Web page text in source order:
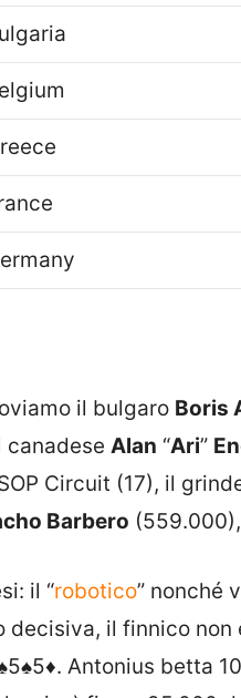
il bulgaro Boris
canadese Alan “Ari”
Circuit (17), il
Barbero
il “robotico” nonché
decisiva, il finnico
5♠5♦. Antonius betta